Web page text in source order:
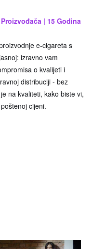
| 15 Godina
e-cigareta s
izravno vam
o kvalijeti i
distribuciji - bez
na kvaliteti, kako biste vi,
cijeni.